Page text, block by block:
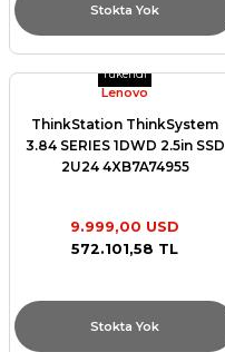
Stokta Yok
Tükendi
Lenovo
ThinkStation ThinkSystem
3.84 SERIES 1DWD 2.5in SSD
2U24 4XB7A74955
9.999,00 USD
572.101,58 TL
Stokta Yok